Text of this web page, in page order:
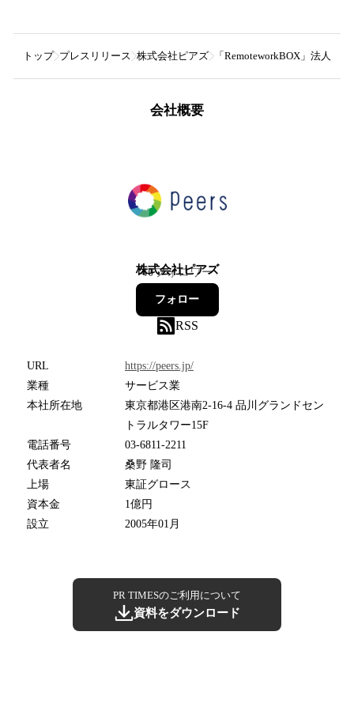
トップ プレスリリース 株式会社ピアズ 「RemoteworkBOX」法人向
会社概要
株式会社ピアズ
40フォロワー
フォロー
RSS
URL
https://peers.jp/
業種
サービス業
本社所在地
東京都港区港南2-16-4 品川グランドセン
トラルタワー15F
電話番号
03-6811-2211
代表者名
桑野 隆司
上場
東証グロース
資本金
1億円
設立
2005年01月
PR TIMESのご利用について
資料をダウンロード